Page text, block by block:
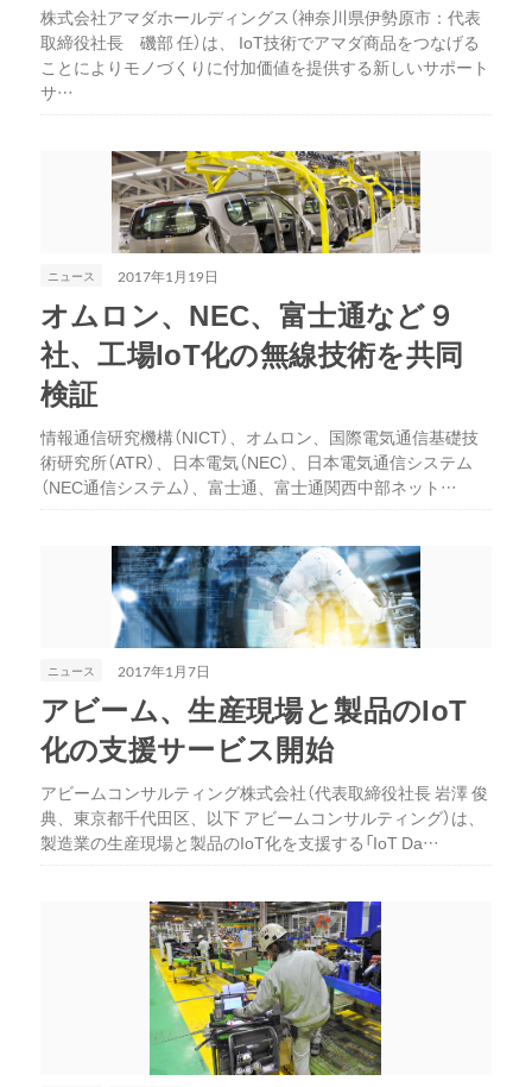
株式会社アマダホールディングス（神奈川県伊勢原市：代表
取締役社長 磯部 任）は、 IoT技術でアマダ商品をつなげる
ことによりモノづくりに付加価値を提供する新しいサポート
サ…
ニュース 2017年1月19日
オムロン、NEC、富士通など９
社、工場IoT化の無線技術を共同
検証
情報通信研究機構（NICT）、オムロン、国際電気通信基礎技
術研究所（ATR）、日本電気（NEC）、日本電気通信システム
（NEC通信システム）、富士通、富士通関西中部ネット…
ニュース 2017年1月7日
アビーム、生産現場と製品のIoT
化の支援サービス開始
アビームコンサルティング株式会社（代表取締役社長 岩澤 俊
典、東京都千代田区、以下 アビームコンサルティング）は、
製造業の生産現場と製品のIoT化を支援する「IoT Da…